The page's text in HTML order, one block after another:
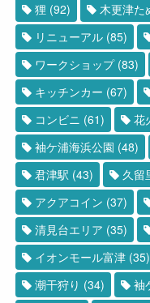
狸 (92) 木更津た
リニューアル (85)
ワークショップ(83)
キッチンカー (67)
コンビニ (61) 花
袖ケ浦海浜公園 (48)
君津駅 (43) 久留
アクアコイン (37)
清見台エリア (35)
イオンモール富津 (35)
潮干狩り (34) 袖